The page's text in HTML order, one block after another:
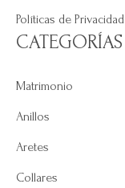
Políticas de Privacidad
CATEGORÍAS
Matrimonio
Anillos
Aretes
Collares